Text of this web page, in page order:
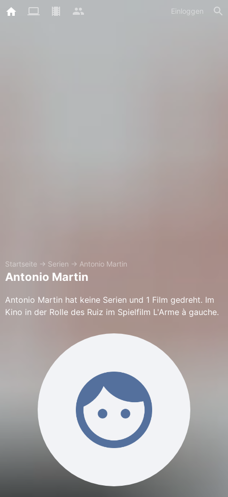
Einloggen
Startseite → Serien → Antonio Martin
Antonio Martin
Antonio Martin hat keine Serien und 1 Film gedreht. Im
Kino in der Rolle des Ruiz im Spielfilm L'Arme à gauche.